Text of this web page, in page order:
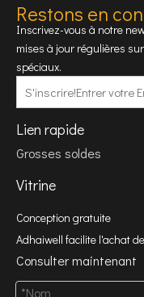
Restons en
Inscrivez-vous à notre
mises à jour régulières
spéciaux.
Lien rapide
Grosses soldes
Vitrine
Conception gratuite
Adhaiwell facilite l'achat
Consulter maintenant